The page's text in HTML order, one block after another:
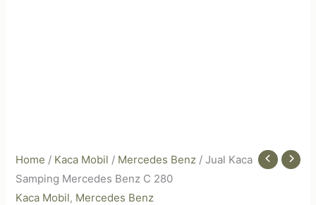
Home / Kaca Mobil / Mercedes Benz/ Jual Kaca
Samping Mercedes Benz C 280
Kaca Mobil, Mercedes Benz